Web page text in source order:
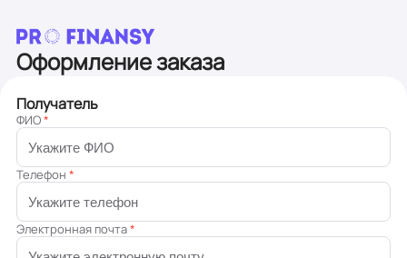
Оформление заказа
Получатель
ФИО*
Телефон *
Электронная почта*